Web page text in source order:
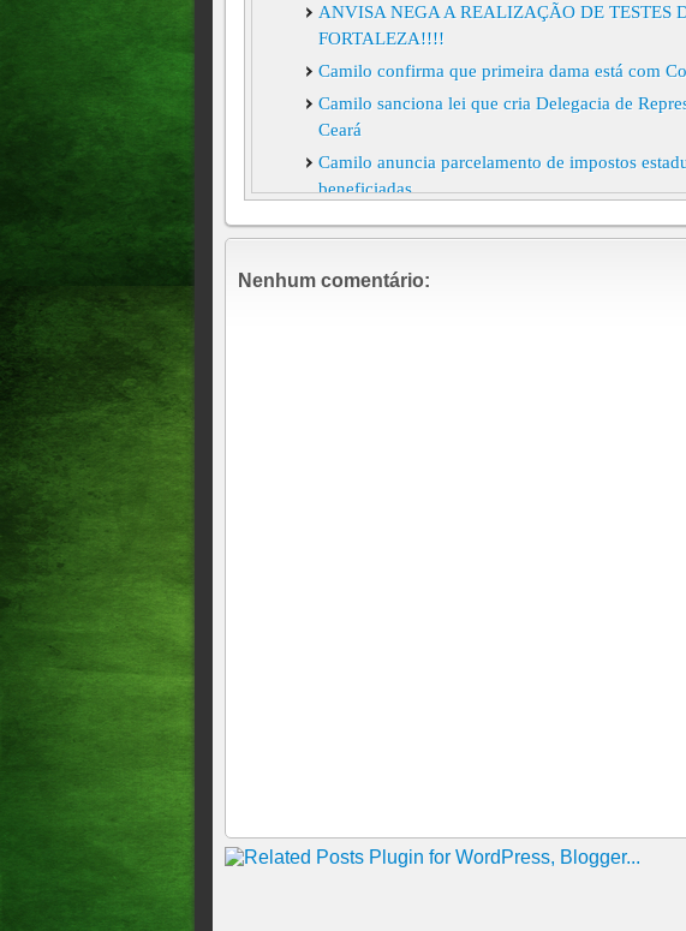
ANVISA NEGA A REALIZAÇÃO DE TESTES
FORTALEZA!!!!
Camilo confirma que primeira dama está com
Camilo sanciona lei que cria Delegacia de
Ceará
Camilo anuncia parcelamento de impostos
beneficiadas
Camilo anuncia que avaliará cenário no Ceará
Pandemia fez grande estrago na receita do
DECRETO > CAMILO PRORROGA POR
Camilo Santana anuncia para esta terça-feira
Nenhum comentário: